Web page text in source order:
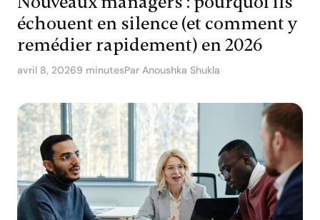
échouent en silence (et comment y
remédier rapidement) en 2026
avril 8, 20269 minutesPar Anoushka Shukla